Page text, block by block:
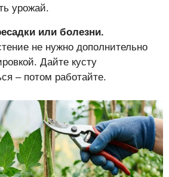
урожай.
или болезни.
не нужно дополнительно
Дайте кусту
– потом работайте.